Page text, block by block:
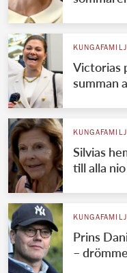
Victorias
summan
Silvias
till alla
Prins
–